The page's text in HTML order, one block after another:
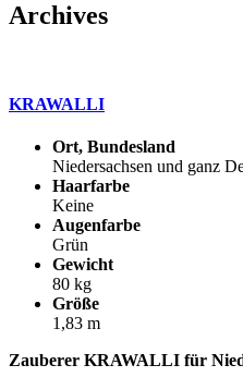
Archives
KRAWALLI
Ort, Bundesland
Niedersachsen und ganz
Haarfarbe
Keine
Augenfarbe
Grün
Gewicht
80 kg
Größe
1,83 m
Zauberer KRAWALLI für